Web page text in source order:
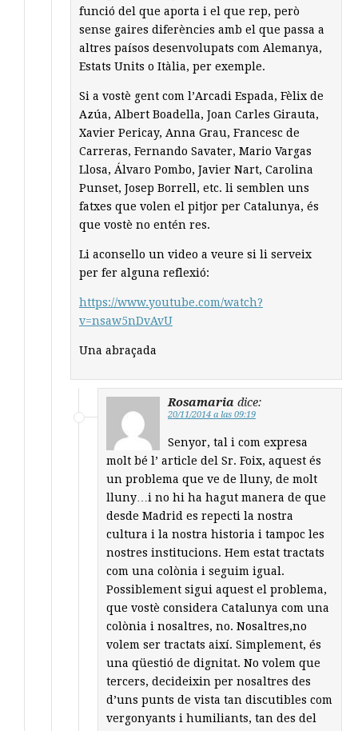
funció del que aporta i el que rep, però
sense gaires diferències amb el que passa a
altres paísos desenvolupats com Alemanya,
Estats Units o Itàlia, per exemple.
Si a vostè gent com l’Arcadi Espada, Fèlix de
Azúa, Albert Boadella, Joan Carles Girauta,
Xavier Pericay, Anna Grau, Francesc de
Carreras, Fernando Savater, Mario Vargas
Llosa, Álvaro Pombo, Javier Nart, Carolina
Punset, Josep Borrell, etc. li semblen uns
fatxes que volen el pitjor per Catalunya, és
que vostè no entén res.
Li aconsello un video a veure si li serveix
per fer alguna reflexió:
https://www.youtube.com/watch?
v=nsaw5nDvAvU
Una abraçada
Rosamaria dice:
20/11/2014 a las 09:19
Senyor, tal i com expresa
molt bé l’ article del Sr. Foix, aquest és
un problema que ve de lluny, de molt
lluny…i no hi ha hagut manera de que
desde Madrid es repecti la nostra
cultura i la nostra historia i tampoc les
nostres institucions. Hem estat tractats
com una colònia i seguim igual.
Possiblement sigui aquest el problema,
que vostè considera Catalunya com una
colònia i nosaltres, no. Nosaltres,no
volem ser tractats així. Simplement, és
una qüestió de dignitat. No volem que
tercers, decideixin per nosaltres des
d’uns punts de vista tan discutibles com
vergonyants i humiliants, tan des del